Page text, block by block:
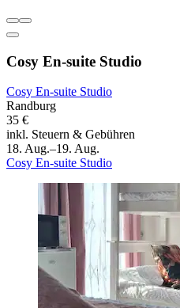
Cosy En-suite Studio
Cosy En-suite Studio
Randburg
35 €
inkl. Steuern & Gebühren
18. Aug.–19. Aug.
Cosy En-suite Studio